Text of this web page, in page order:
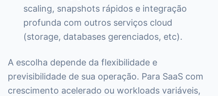
scaling, snapshots rápidos e integração
profunda com outros serviços cloud
(storage, databases gerenciados, etc).
A escolha depende da flexibilidade e
previsibilidade de sua operação. Para SaaS com
crescimento acelerado ou workloads variáveis,